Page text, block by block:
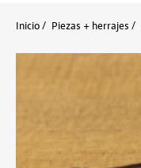
Inicio Piezas + herrajes